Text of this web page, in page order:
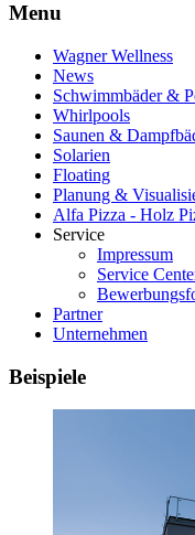
Menu
Wagner Wellness
News
Schwimmbäder &
Whirlpools
Saunen &
Solarien
Floating
Planung &
Alfa Pizza - Holz
Service
Impressum
Service
Partner
Unternehmen
Beispiele